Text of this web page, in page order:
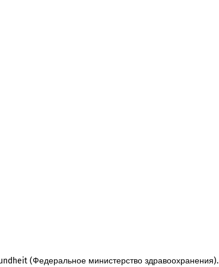
(Федеральное министерство здравоохранения).